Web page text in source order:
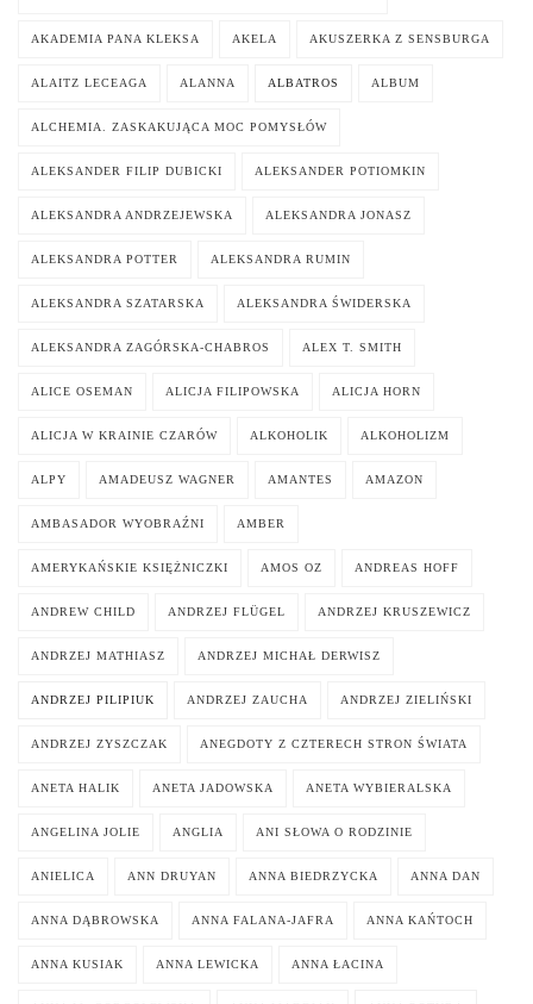
AKADEMIA PANA KLEKSA AKELA AKUSZERKA Z SENSBURGA
ALAITZ LECEAGA ALANNA ALBATROS ALBUM
ALCHEMIA. ZASKAKUJĄCA MOC POMYSŁÓW
ALEKSANDER FILIP DUBICKI ALEKSANDER POTIOMKIN
ALEKSANDRA ANDRZEJEWSKA ALEKSANDRA JONASZ
ALEKSANDRA POTTER ALEKSANDRA RUMIN
ALEKSANDRA SZATARSKA ALEKSANDRA ŚWIDERSKA
ALEKSANDRA ZAGÓRSKA-CHABROS ALEX T. SMITH
ALICE OSEMAN ALICJA FILIPOWSKA ALICJA HORN
ALICJA W KRAINIE CZARÓW ALKOHOLIK ALKOHOLIZM
ALPY AMADEUSZ WAGNER AMANTES AMAZON
AMBASADOR WYOBRAŹNI AMBER
AMERYKAŃSKIE KSIĘŻNICZKI AMOS OZ ANDREAS HOFF
ANDREW CHILD ANDRZEJ FLÜGEL ANDRZEJ KRUSZEWICZ
ANDRZEJ MATHIASZ ANDRZEJ MICHAŁ DERWISZ
ANDRZEJ PILIPIUK ANDRZEJ ZAUCHA ANDRZEJ ZIELIŃSKI
ANDRZEJ ZYSZCZAK ANEGDOTY Z CZTERECH STRON ŚWIATA
ANETA HALIK ANETA JADOWSKA ANETA WYBIERALSKA
ANGELINA JOLIE ANGLIA ANI SŁOWA O RODZINIE
ANIELICA ANN DRUYAN ANNA BIEDRZYCKA ANNA DAN
ANNA DĄBROWSKA ANNA FALANA-JAFRA ANNA KAŃTOCH
ANNA KUSIAK ANNA LEWICKA ANNA ŁACINA